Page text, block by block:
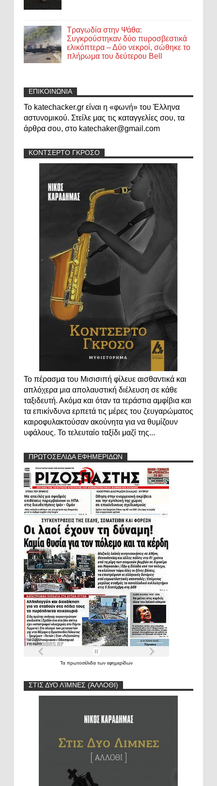
Τραγωδία στην Ψάθα:
Συγκρούστηκαν δύο πυροσβεστικά
ελικόπτερα – Δύο νεκροί, σώθηκε το
πλήρωμα του δεύτερου Bell
ΕΠΙΚΟΙΝΩΝΙΑ
Το katechacker.gr είναι η «φωνή» του Έλληνα
αστυνομικού. Στείλε μας τις καταγγελίες σου, τα
άρθρα σου, στο katechaker@gmail.com
ΚΟΝΤΣΕΡΤΟ ΓΚΡΟΣΟ
Το πέρασμα του Μισισιπή φίλευε αισθαντικά και
απλόχερα μια απολαυστική διέλευση σε κάθε
ταξιδευτή. Ακόμα και όταν τα τεράστια αμφίβια και
τα επικίνδυνα ερπετά τις μέρες του ζευγαρώματος
καιροφυλακτούσαν ακούνητα για να θυμίζουν
υφάλους. Το τελευταίο ταξίδι μαζί της...
ΠΡΩΤΟΣΕΛΙΔΑ ΕΦΗΜΕΡΙΔΩΝ
Τα πρωτοσέλιδα των εφημερίδων
ΣΤΙΣ ΔΥΟ ΛΊΜΝΕΣ (ΆΛΛΟΘΙ)